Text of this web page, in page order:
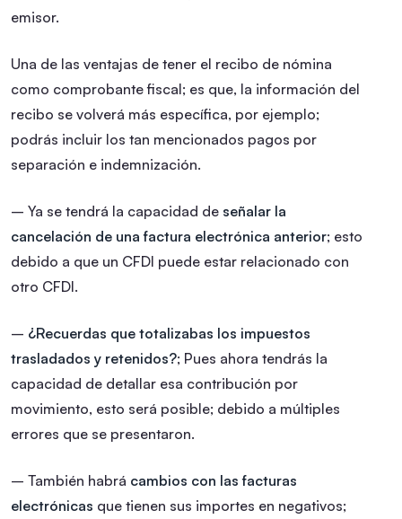
emisor.
Una de las ventajas de tener el recibo de nómina
como comprobante fiscal; es que, la información del
recibo se volverá más específica, por ejemplo;
podrás incluir los tan mencionados pagos por
separación e indemnización.
– Ya se tendrá la capacidad de señalar la
cancelación de una factura electrónica anterior; esto
debido a que un CFDI puede estar relacionado con
otro CFDI.
– ¿Recuerdas que totalizabas los impuestos
trasladados y retenidos?; Pues ahora tendrás la
capacidad de detallar esa contribución por
movimiento, esto será posible; debido a múltiples
errores que se presentaron.
– También habrá cambios con las facturas
electrónicas que tienen sus importes en negativos;